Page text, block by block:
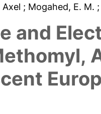
Axel ; Mogahed, E. M.
and